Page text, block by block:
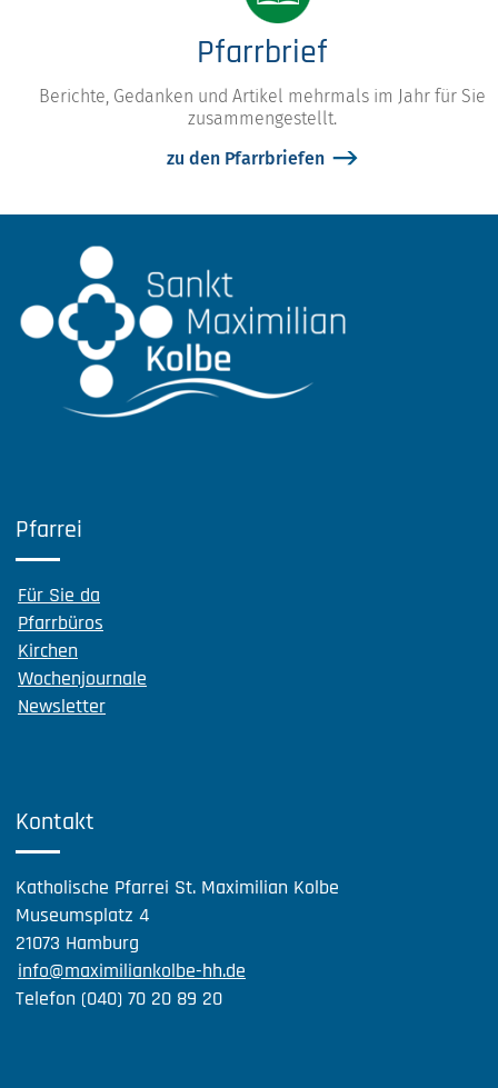
Pfarrbrief
Berichte, Gedanken und Artikel mehrmals im Jahr für Sie
zusammengestellt.
zu den Pfarrbriefen
Pfarrei
Für Sie da
Pfarrbüros
Kirchen
Wochenjournale
Newsletter
Kontakt
Katholische Pfarrei St. Maximilian Kolbe
Museumsplatz 4
21073 Hamburg
info@maximiliankolbe-hh.de
Telefon (040) 70 20 89 20